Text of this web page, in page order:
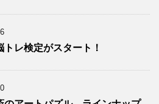
トレ検定がスタート！